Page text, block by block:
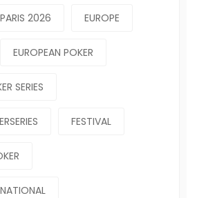
2026 EUROPE
EUROPEAN POKER
SERIES
FESTIVAL